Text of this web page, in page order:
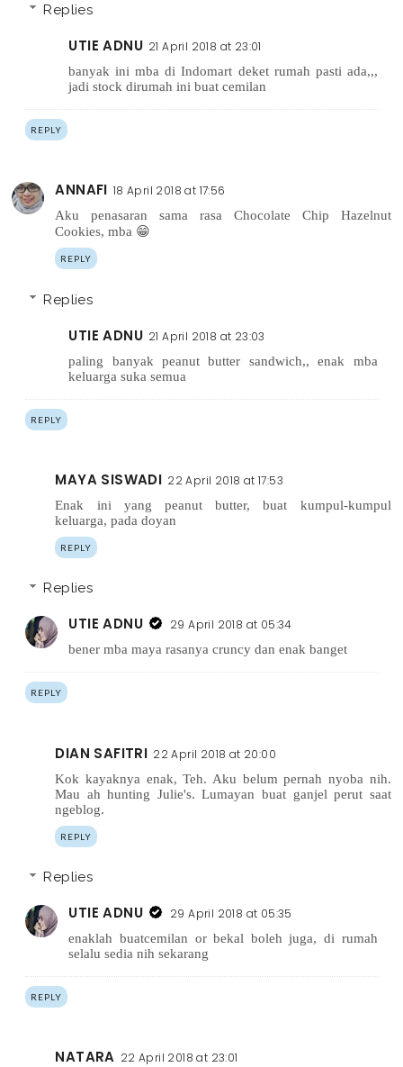
Replies
UTIE ADNU 21 April 2018 at 23:01
banyak ini mba di Indomart deket rumah pasti ada,,,
jadi stock dirumah ini buat cemilan
REPLY
ANNAFI 18 April 2018 at 17:56
Aku penasaran sama rasa Chocolate Chip Hazelnut
Cookies, mba 😁
REPLY
Replies
UTIE ADNU 21 April 2018 at 23:03
paling banyak peanut butter sandwich,, enak mba
keluarga suka semua
REPLY
MAYA SISWADI 22 April 2018 at 17:53
Enak ini yang peanut butter, buat kumpul-kumpul
keluarga, pada doyan
REPLY
Replies
UTIE ADNU 29 April 2018 at 05:34
bener mba maya rasanya cruncy dan enak banget
REPLY
DIAN SAFITRI 22 April 2018 at 20:00
Kok kayaknya enak, Teh. Aku belum pernah nyoba nih.
Mau ah hunting Julie's. Lumayan buat ganjel perut saat
ngeblog.
REPLY
Replies
UTIE ADNU 29 April 2018 at 05:35
enaklah buatcemilan or bekal boleh juga, di rumah
selalu sedia nih sekarang
REPLY
NATARA 22 April 2018 at 23:01